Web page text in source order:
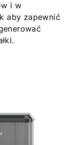
i w
aby zapewnić